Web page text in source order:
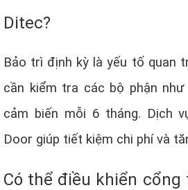
Ditec?
Bảo trì định kỳ là yếu tố quan
cần kiểm tra các bộ phận
cảm biến mỗi 6 tháng. Dịch
Door giúp tiết kiệm chi phí và
Có thể điều khiển